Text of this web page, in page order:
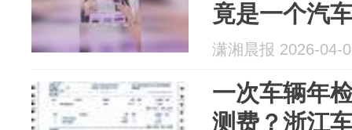
竟是一个汽
潇湘晨报 2026-04-
一次车辆年
测费？浙江